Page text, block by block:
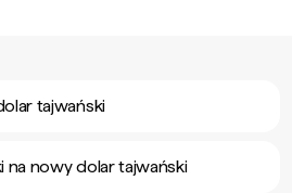
tajwański
na nowy dolar tajwański